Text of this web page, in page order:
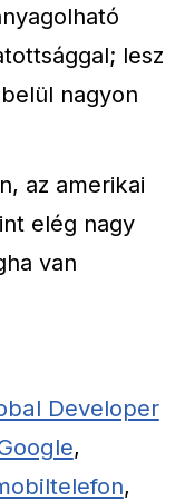
lesz
nagyon
az amerikai
elég nagy
van
Developer
,
,